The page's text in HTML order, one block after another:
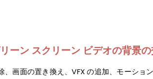
ーン スクリーン ビデオの背景
、画面の置き換え、VFX の追加、モーショ